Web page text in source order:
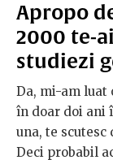
Apropo
2000 te-
studiezi
Da, mi-am luat
în doar doi ani
una, te scutesc
Deci probabil